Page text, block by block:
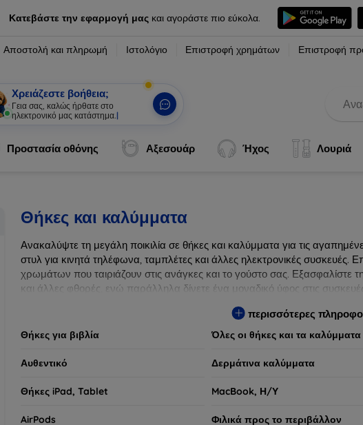
Κατεβάστε την εφαρμογή μαςκαι αγοράστε πιο εύκολα.
Αποστολή και πληρωμή Ιστολόγιο Επιστροφή χρημάτων Επιστροφή
Χρειάζεστε βοήθεια;
Γεια σας, καλώς ήρθατε στο
ηλεκτρονικό μας κατάστημα. |
Προστασία οθόνης Αξεσουάρ Ήχος Λουριά
Θήκες και καλύμματα
Ανακαλύψτε τη μεγάλη ποικιλία σε θήκες και καλύμματα για τις
στυλ για κινητά τηλέφωνα, ταμπλέτες και άλλες ηλεκτρονικές συσκευές.
χρωμάτων που ταιριάζουν στις ανάγκες και το γούστο σας. Εξασφαλίστε
και άλλες φθορές, ενώ παράλληλα δίνετε ένα μοναδικό ύφος στις
περισσότερες
Θήκες για βιβλία Όλες οι θήκες και τα καλύμματα
Αυθεντικό Δερμάτινα καλύμματα
Θήκες iPad, Tablet MacBook, Η/Υ
AirPods Φιλικά προς το περιβάλλον